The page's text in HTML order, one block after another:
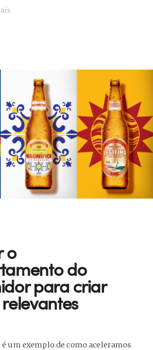
o
do
para criar
um exemplo de como aceleramos